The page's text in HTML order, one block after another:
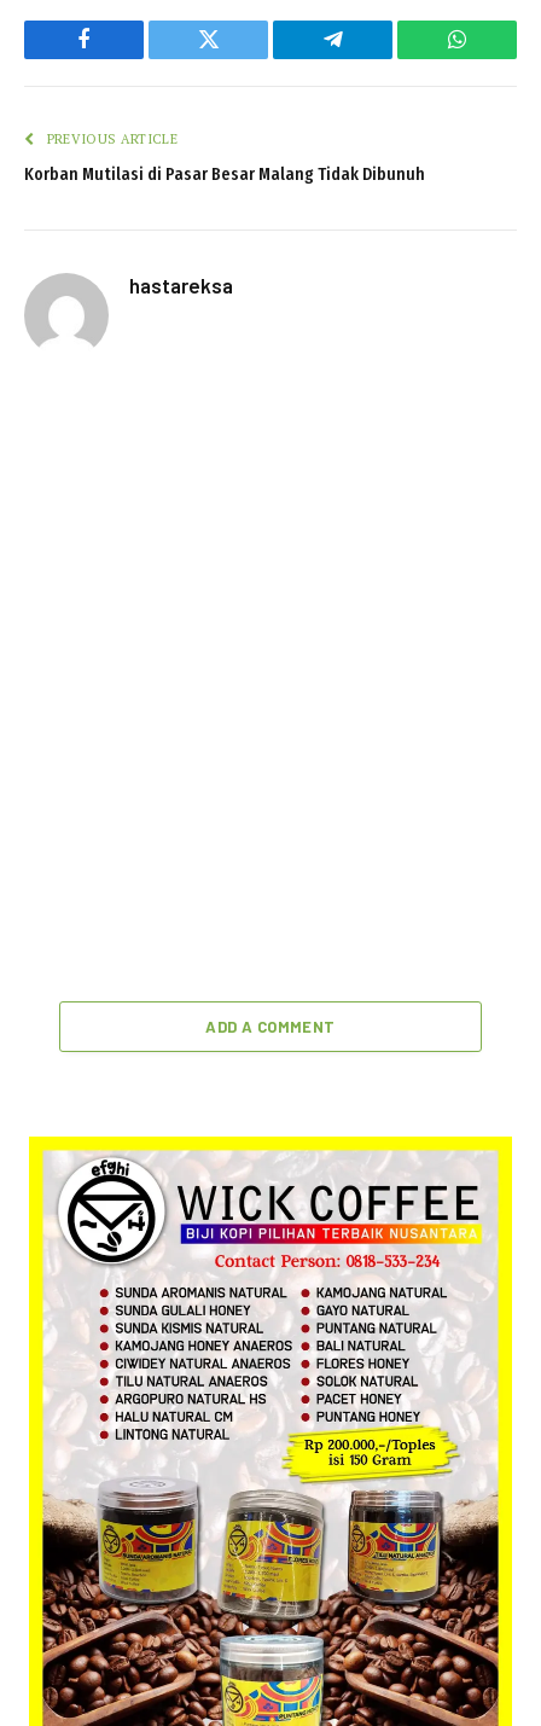
Facebook Twitter Telegram
PREVIOUS ARTICLE
Korban Mutilasi di Pasar Besar Malang Tidak Dibunuh
hastareksa
ADD A COMMENT